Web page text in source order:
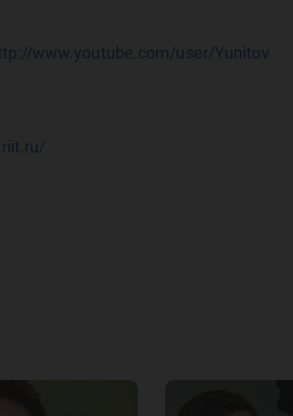
www.youtube.com/user/Yunitov